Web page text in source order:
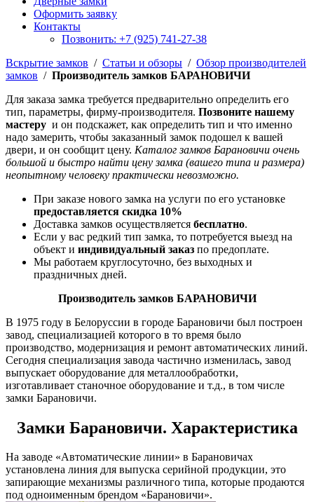
Оформить заявку
Контакты
Позвонить: +7 (925) 741-27-38
Вскрытие замков / Статьи и обзоры / Обзор производителей
замков / Производитель замков БАРАНОВИЧИ
Для заказа замка требуется предварительно определить его
тип, параметры, фирму-производителя. Позвоните нашему
мастеру и он подскажет, как определить тип и что именно
надо замерить, чтобы заказанный замок подошел к вашей
двери, и он сообщит цену. Каталог замков Барановичи очень
большой и быстро найти цену замка (вашего типа и размера)
неопытному человеку практически невозможно.
При заказе нового замка на услуги по его установке
предоставляется скидка 10%
Доставка замков осуществляется бесплатно.
Если у вас редкий тип замка, то потребуется выезд на
объект и индивидуальный заказ по предоплате.
Мы работаем круглосуточно, без выходных и
праздничных дней.
Производитель замков БАРАНОВИЧИ
В 1975 году в Белоруссии в городе Барановичи был построен
завод, специализацией которого в то время было
производство, модернизация и ремонт автоматических линий.
Сегодня специализация завода частично изменилась, завод
выпускает оборудование для металлообработки,
изготавливает станочное оборудование и т.д., в том числе
замки Барановичи.
Замки Барановичи. Характеристика
На заводе «Автоматические линии» в Барановичах
установлена линия для выпуска серийной продукции, это
запирающие механизмы различного типа, которые продаются
под одноименным брендом «Барановичи».